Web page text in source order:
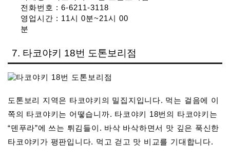
전화번호 : 6-6211-3118
영업시간 : 11시 0분~21시 00
분
7. 타코야키 18번 도톤보리점
도톤보리 지역은 타코야키의 밀집지입니다. 먹는 걸음에 이
쪽의 타코야키는 어떻습니까. 타코야키 18번의 타코야키는
“덴푸라”에 쓰는 튀김들이. 바삭 바삭하면서 맛 깊은 푹신한
타코야키가 평판입니다. 먹고 걷고 맛 비교를 기대합니다.